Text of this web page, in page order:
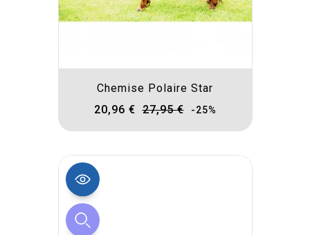
Chemise Polaire Star
20,96 € 27,95 € -25%